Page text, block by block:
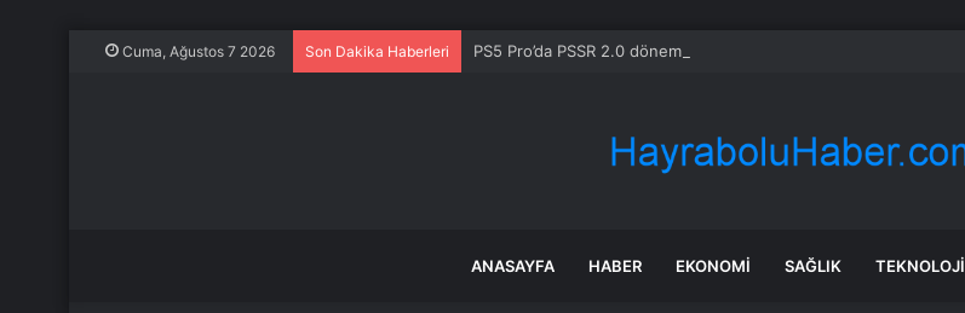
Cuma, Ağustos 7 2026 Son Dakika Haberleri PS5 Pro’da PSSR 2.0 dönemi başlıyor: Artık tüm oyunlarda olacak
ANASAYFA HABER EKONOMI SAĞLIK TEKNOLOJI